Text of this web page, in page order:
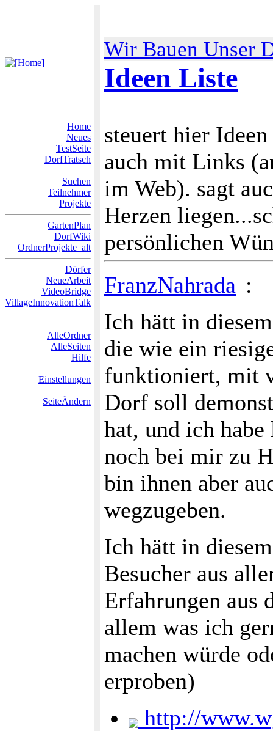
Wir Bauen Unser
Ideen Liste
Home
Neues
TestSeite
DorfTratsch
Suchen
Teilnehmer
Projekte
GartenPlan
DorfWiki
OrdnerProjekte_alt
Dörfer
NeueArbeit
VideoBridge
VillageInnovationTalk
AlleOrdner
AlleSeiten
Hilfe
Einstellungen
SeiteÄndern
steuert hier
auch mit Links
im Web). sagt
Herzen
persönlichen
FranzNahrada :
Ich hätt in
die wie ein
funktioniert, mit
Dorf soll
hat, und ich
noch bei mir zu
bin ihnen aber
wegzugeben.
Ich hätt in
Besucher aus
Erfahrungen aus
allem was ich
machen würde
erproben)
http://